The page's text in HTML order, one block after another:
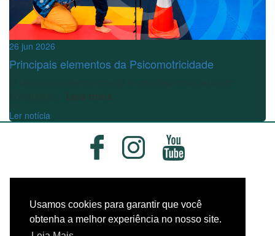
Usamos cookies para garantir que você
obtenha a melhor experiência no nosso site.
26 jun 2026
Principais elementos da Psicomotricidade
Ler notícia